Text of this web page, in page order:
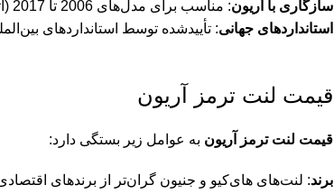
سازگاری با آریون: مناسب برای مدل‌های 2006 تا 2017 (اتاق‌های X740 و X750).
استانداردهای جهانی: تأییدشده توسط استانداردهای
قیمت لنت ترمز آریون
قیمت لنت ترمز آریون به عوامل زیر بستگی دارد:
برند: لنت‌های های‌کیو و جنیون گران‌تر از برندهای